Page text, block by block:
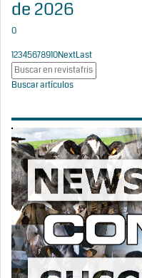
de 2026
0
12345678910NextLast
Buscar artículos